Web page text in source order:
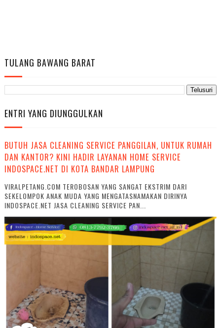
TULANG BAWANG BARAT
ENTRI YANG DIUNGGULKAN
BUTUH JASA CLEANING SERVICE PANGGILAN, UNTUK RUMAH
DAN KANTOR? KINI HADIR LAYANAN HOME SERVICE
INDOSPACE.NET DI KOTA BANDAR LAMPUNG
VIRALPETANG.COM TEROBOSAN YANG SANGAT EKSTRIM DARI
SEKELOMPOK ANAK MUDA YANG MENGATASNAMAKAN DIRINYA
INDOSPACE.NET JASA CLEANING SERVICE PAN...